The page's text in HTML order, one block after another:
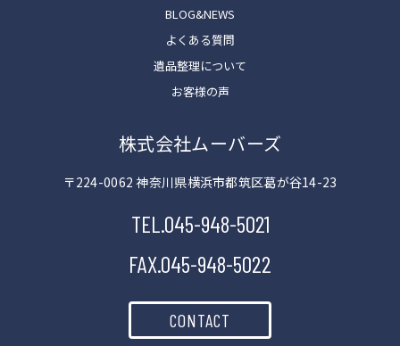
株式会社ムーバーズ
〒224-0062 神奈川県横浜市都筑区葛が谷14-23
TEL.045-948-5021
FAX.045-948-5022
CONTACT
BLOG&NEWS
よくある質問
遺品整理について
お客様の声